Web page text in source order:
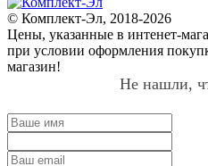
© Комплект-Эл, 2018-2026
Цены, указанные в интенет-
при условии оформления
магазин!
Не нашли,